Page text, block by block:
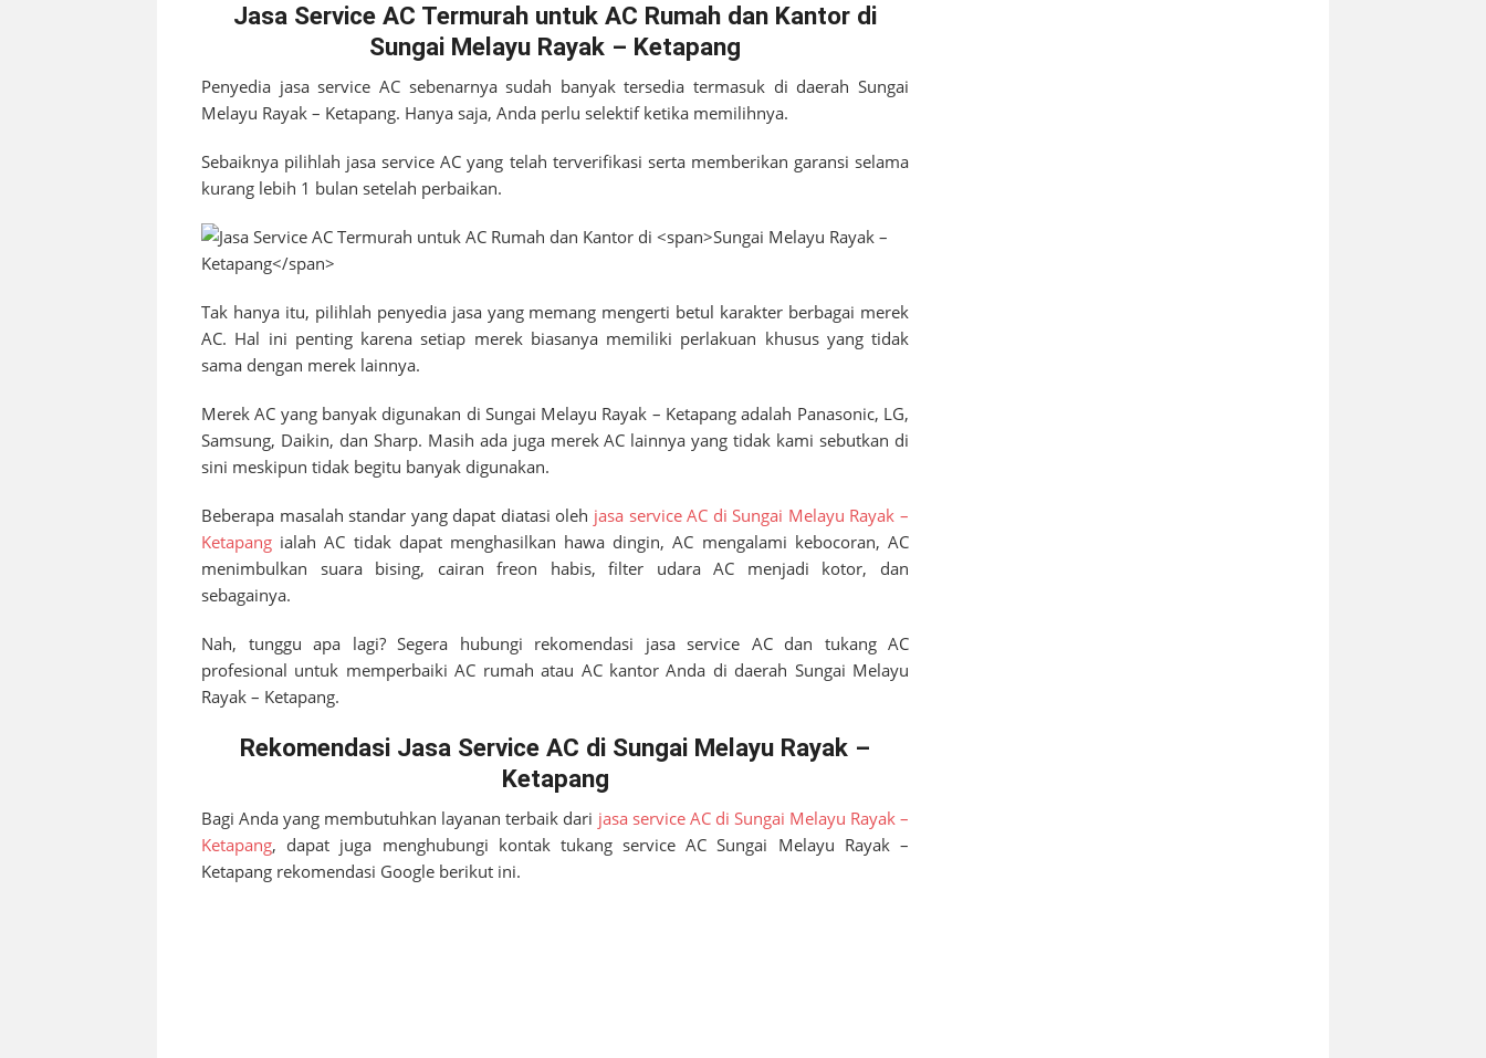
Jasa Service AC Termurah untuk AC Rumah dan Kantor di
Sungai Melayu Rayak – Ketapang
Penyedia jasa service AC sebenarnya sudah banyak tersedia termasuk di daerah Sungai
Melayu Rayak – Ketapang. Hanya saja, Anda perlu selektif ketika memilihnya.
Sebaiknya pilihlah jasa service AC yang telah terverifikasi serta memberikan garansi selama
kurang lebih 1 bulan setelah perbaikan.
Tak hanya itu, pilihlah penyedia jasa yang memang mengerti betul karakter berbagai merek
AC. Hal ini penting karena setiap merek biasanya memiliki perlakuan khusus yang tidak
sama dengan merek lainnya.
Merek AC yang banyak digunakan di Sungai Melayu Rayak – Ketapang adalah Panasonic, LG,
Samsung, Daikin, dan Sharp. Masih ada juga merek AC lainnya yang tidak kami sebutkan di
sini meskipun tidak begitu banyak digunakan.
Beberapa masalah standar yang dapat diatasi oleh jasa service AC diSungai Melayu Rayak –
Ketapang ialah AC tidak dapat menghasilkan hawa dingin, AC mengalami kebocoran, AC
menimbulkan suara bising, cairan freon habis, filter udara AC menjadi kotor, dan
sebagainya.
Nah, tunggu apa lagi? Segera hubungi rekomendasi jasa service AC dan tukang AC
profesional untuk memperbaiki AC rumah atau AC kantor Anda di daerah Sungai Melayu
Rayak – Ketapang.
Rekomendasi Jasa Service AC di Sungai Melayu Rayak –
Ketapang
Bagi Anda yang membutuhkan layanan terbaik dari jasa service AC di Sungai Melayu Rayak –
Ketapang, dapat juga menghubungi kontak tukang service ACSungai Melayu Rayak –
Ketapang rekomendasi Google berikut ini.